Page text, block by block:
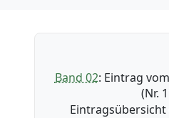
Band 02: Eintrag
(Nr.
Eintragsübersicht